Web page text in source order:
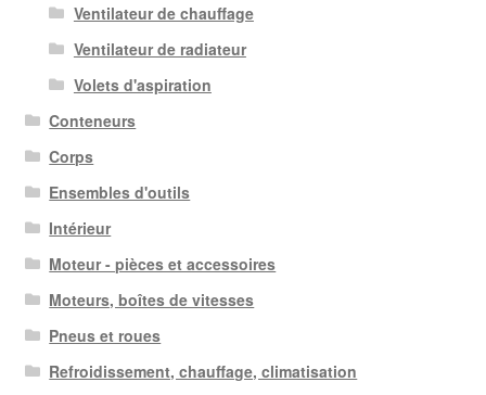
Ventilateur de chauffage
Ventilateur de radiateur
Volets d'aspiration
Conteneurs
Corps
Ensembles d'outils
Intérieur
Moteur - pièces et accessoires
Moteurs, boîtes de vitesses
Pneus et roues
Refroidissement, chauffage, climatisation